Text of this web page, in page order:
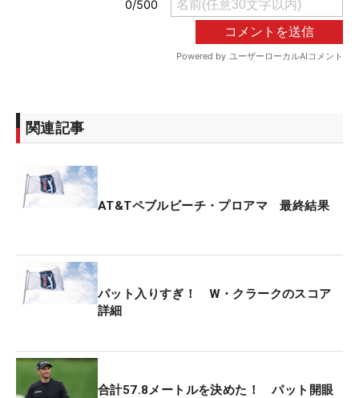
関連記事
AT&Tペブルビーチ・プロアマ 最終結果
パット入りすぎ！ W・クラークのスコア
詳細
合計57.8メートルを決めた！ パット開眼